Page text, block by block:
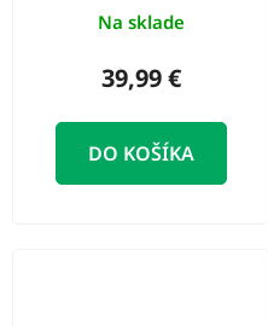
Na sklade
39,99 €
DO KOŠÍKA